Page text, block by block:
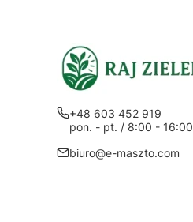
+48 603 452 919
pon. - pt. / 8:00 - 16:00
biuro@e-maszto.com